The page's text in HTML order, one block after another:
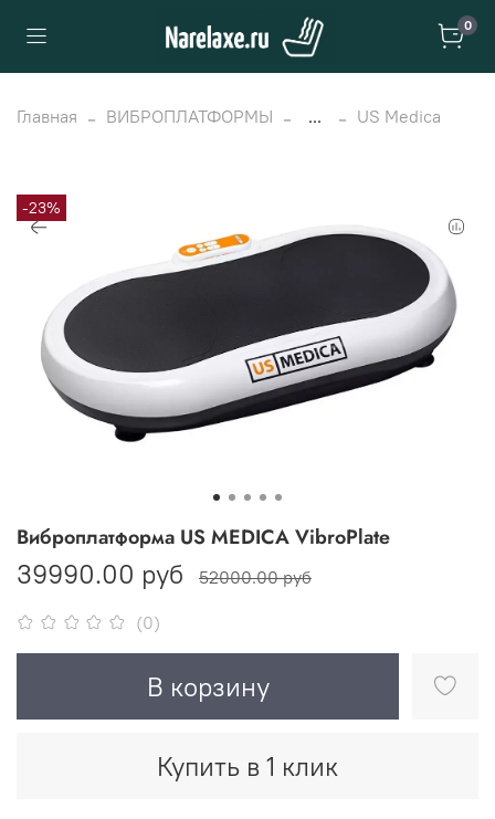
0
Главная ВИБРОПЛАТФОРМЫ ... US Medica
-23%
(0)
Виброплатформа US MEDICA VibroPlate
39990.00 руб 52000.00 руб
В корзину
Купить в 1 клик